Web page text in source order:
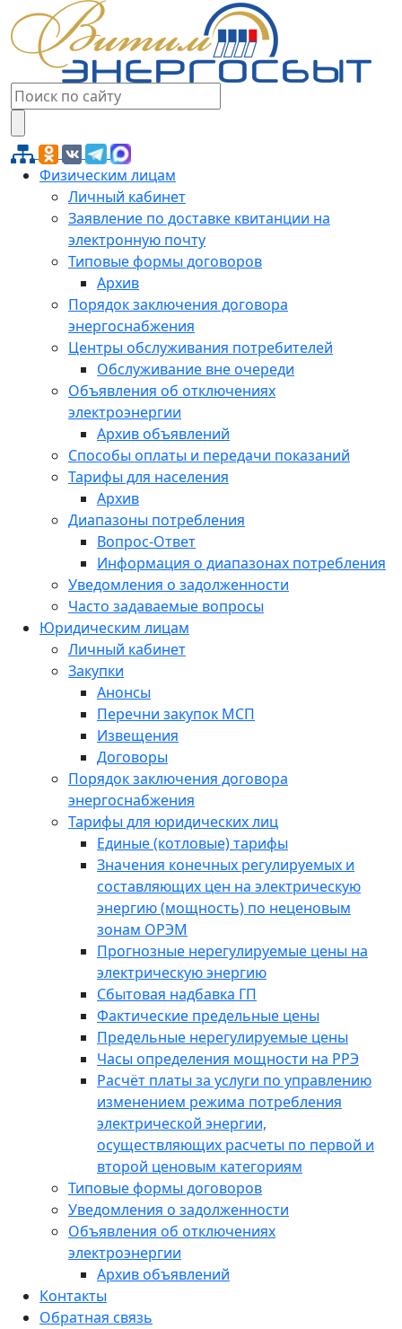
Физическим лицам
Личный кабинет
Заявление по доставке квитанции на
электронную почту
Типовые формы договоров
Архив
Порядок заключения договора
энергоснабжения
Центры обслуживания потребителей
Обслуживание вне очереди
Объявления об отключениях
электроэнергии
Архив объявлений
Способы оплаты и передачи показаний
Тарифы для населения
Архив
Диапазоны потребления
Вопрос-Ответ
Информация о диапазонах потребления
Уведомления о задолженности
Часто задаваемые вопросы
Юридическим лицам
Личный кабинет
Закупки
Анонсы
Перечни закупок МСП
Извещения
Договоры
Порядок заключения договора
энергоснабжения
Тарифы для юридических лиц
Единые (котловые) тарифы
Значения конечных регулируемых и
составляющих цен на электрическую
энергию (мощность) по неценовым
зонам ОРЭМ
Прогнозные нерегулируемые цены на
электрическую энергию
Сбытовая надбавка ГП
Фактические предельные цены
Предельные нерегулируемые цены
Часы определения мощности на РРЭ
Расчёт платы за услуги по управлению
изменением режима потребления
электрической энергии,
осуществляющих расчеты по первой и
второй ценовым категориям
Типовые формы договоров
Уведомления о задолженности
Объявления об отключениях
электроэнергии
Архив объявлений
Контакты
Обратная связь